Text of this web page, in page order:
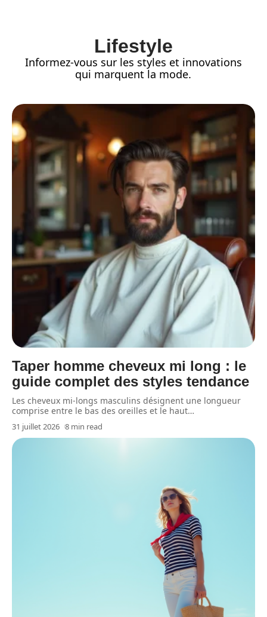
Lifestyle
Informez-vous sur les styles et innovations
qui marquent la mode.
Taper homme cheveux mi long : le
guide complet des styles tendance
Les cheveux mi-longs masculins désignent une longueur
comprise entre le bas des oreilles et le haut…
31 juillet 2026 8 min read